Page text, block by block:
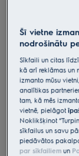
ECFB01ST
0
Priekšrocības
Filtrs
Efektīva filtrēšana
Filtra
Šī vietne
nodrošinātu
Sīkfaili un citas
kā arī reklāmas un
izmanto mūsu
analītikas
tam, kā mēs
vietnē, pielāgot
Noklikšķinot
sīkfailus un savu
piedāvātos
par sīkfailiem un